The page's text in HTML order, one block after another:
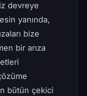
devreye
yanında,
bize
bir arıza
bütün çekici